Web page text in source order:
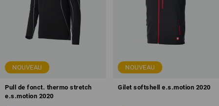
NOUVEAU
Pull de fonct. thermo stretch
e.s.motion 2020
NOUVEAU
Gilet softshell e.s.motion 2020